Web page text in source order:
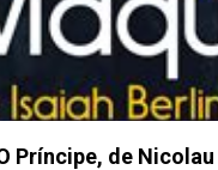
Príncipe, de Nicolau